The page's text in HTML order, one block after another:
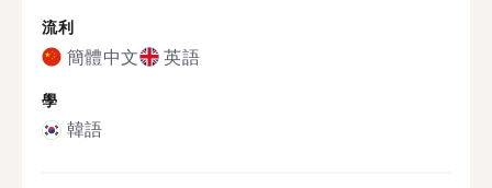
流利
簡體中文 英語
學
韓語